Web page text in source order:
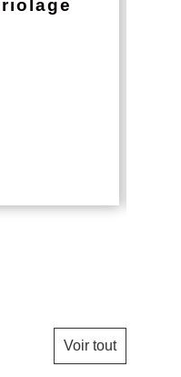
Voir tout